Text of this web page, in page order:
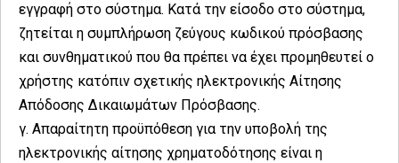
εγγραφή στο σύστημα. Κατά την είσοδο στο σύστημα,
ζητείται η συμπλήρωση ζεύγους κωδικού πρόσβασης
και συνθηματικού που θα πρέπει να έχει προμηθευτεί ο
χρήστης κατόπιν σχετικής ηλεκτρονικής Αίτησης
Απόδοσης Δικαιωμάτων Πρόσβασης.
γ. Απαραίτητη προϋπόθεση για την υποβολή της
ηλεκτρονικής αίτησης χρηματοδότησης είναι η